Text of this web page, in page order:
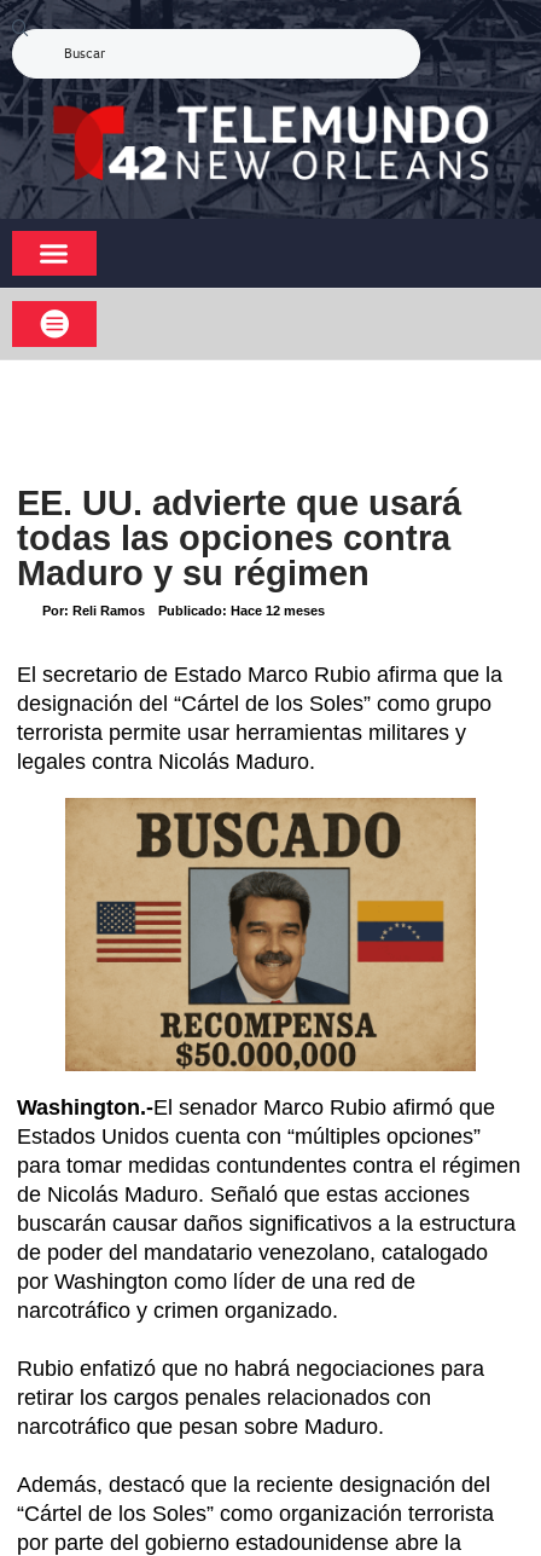
EE. UU. advierte que usará
todas las opciones contra
Maduro y su régimen
Por: Reli Ramos Publicado: Hace 12 meses
El secretario de Estado Marco Rubio afirma que la
designación del “Cártel de los Soles” como grupo
terrorista permite usar herramientas militares y
legales contra Nicolás Maduro.
Washington.-El senador Marco Rubio afirmó que
Estados Unidos cuenta con “múltiples opciones”
para tomar medidas contundentes contra el régimen
de Nicolás Maduro. Señaló que estas acciones
buscarán causar daños significativos a la estructura
de poder del mandatario venezolano, catalogado
por Washington como líder de una red de
narcotráfico y crimen organizado.
Rubio enfatizó que no habrá negociaciones para
retirar los cargos penales relacionados con
narcotráfico que pesan sobre Maduro.
Además, destacó que la reciente designación del
“Cártel de los Soles” como organización terrorista
por parte del gobierno estadounidense abre la